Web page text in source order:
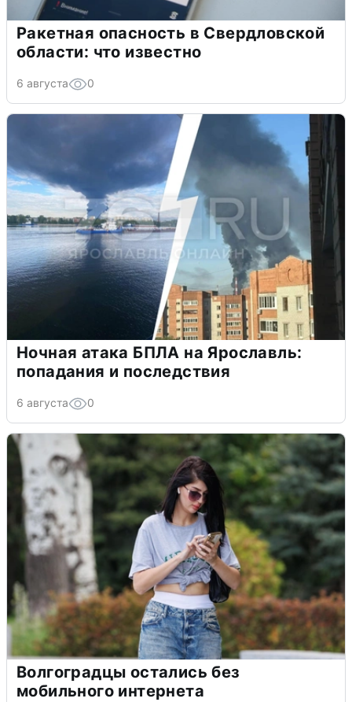
Ракетная опасность в Свердловской
области: что известно
6 августа 0
Ночная атака БПЛА на Ярославль:
попадания и последствия
6 августа 0
Волгоградцы остались без
мобильного интернета